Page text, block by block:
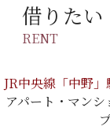
借りたい
RENT
JR中央線「中野
アパート・マンシ